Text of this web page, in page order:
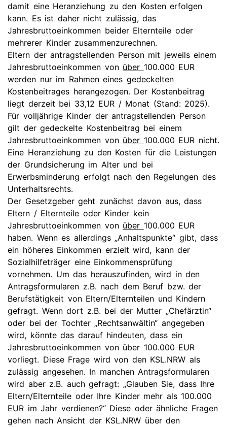
damit eine Heranziehung zu den Kosten erfolgen
kann. Es ist daher nicht zulässig, das
Jahresbruttoeinkommen beider Elternteile oder
mehrerer Kinder zusammenzurechnen.
Eltern der antragstellenden Person mit jeweils einem
Jahresbruttoeinkommen von über 100.000 EUR
werden nur im Rahmen eines gedeckelten
Kostenbeitrages herangezogen. Der Kostenbeitrag
liegt derzeit bei 33,12 EUR / Monat (Stand: 2025).
Für volljährige Kinder der antragstellenden Person
gilt der gedeckelte Kostenbeitrag bei einem
Jahresbruttoeinkommen von über 100.000 EUR nicht.
Eine Heranziehung zu den Kosten für die Leistungen
der Grundsicherung im Alter und bei
Erwerbsminderung erfolgt nach den Regelungen des
Unterhaltsrechts.
Der Gesetzgeber geht zunächst davon aus, dass
Eltern / Elternteile oder Kinder kein
Jahresbruttoeinkommen von über 100.000 EUR
haben. Wenn es allerdings „Anhaltspunkte“ gibt, dass
ein höheres Einkommen erzielt wird, kann der
Sozialhilfeträger eine Einkommensprüfung
vornehmen. Um das herauszufinden, wird in den
Antragsformularen z.B. nach dem Beruf bzw. der
Berufstätigkeit von Eltern/Elternteilen und Kindern
gefragt. Wenn dort z.B. bei der Mutter „Chefärztin“
oder bei der Tochter „Rechtsanwältin“ angegeben
wird, könnte das darauf hindeuten, dass ein
Jahresbruttoeinkommen von über 100.000 EUR
vorliegt. Diese Frage wird von den KSL.NRW als
zulässig angesehen. In manchen Antragsformularen
wird aber z.B. auch gefragt: „Glauben Sie, dass Ihre
Eltern/Elternteile oder Ihre Kinder mehr als 100.000
EUR im Jahr verdienen?“ Diese oder ähnliche Fragen
gehen nach Ansicht der KSL.NRW über den